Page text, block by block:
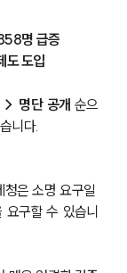
명 급증
도 도입
명단 공개 순으
니다.
은 소명 요구일
구할 수 있습니